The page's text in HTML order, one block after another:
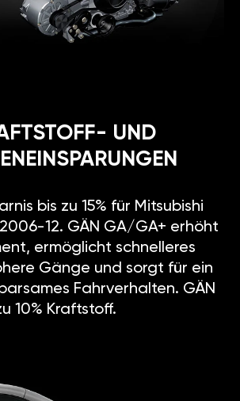
UND
bis zu 15% für Mitsubishi
12. GÄN GA/GA+ erhöht
ermöglicht schnelleres
Gänge und sorgt für ein
Fahrverhalten. GÄN
10% Kraftstoff.